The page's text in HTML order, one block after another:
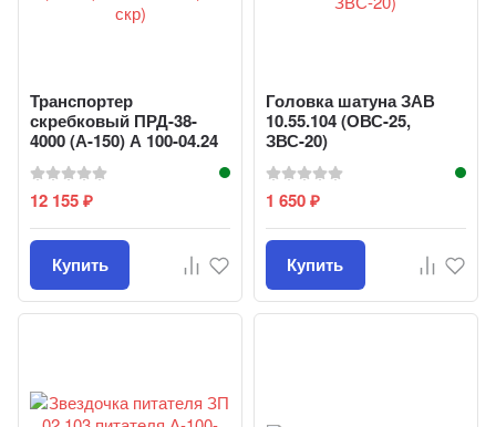
Транспортер
скребковый ПРД-38-
4000 (А-150) А 100-04.24
(14 скр)
12 155₽
Купить
Головка шатуна ЗАВ
10.55.104 (ОВС-25,
ЗВС-20)
1 650 ₽
Купить